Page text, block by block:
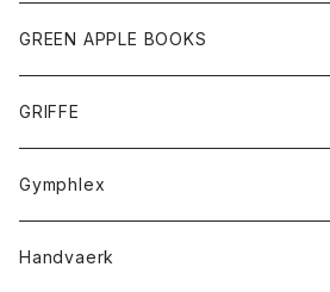
タンクトップ
ショートパンツ
スカート
レディース
スカート
Tシャツ
手袋
トップス
Tシャツ
GREEN APPLE BOOKS
GRIFFE
Gymphlex
アウター
Handvaerk